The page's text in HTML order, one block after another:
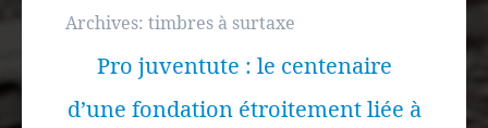
Expression française
Outre-mer
Archives: timbres à surtaxe
Pro juventute : le centenaire
d’une fondation étroitement liée à